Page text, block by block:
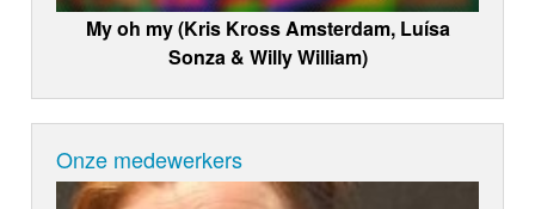
My oh my (Kris Kross Amsterdam, Luísa
Sonza & Willy William)
Onze medewerkers